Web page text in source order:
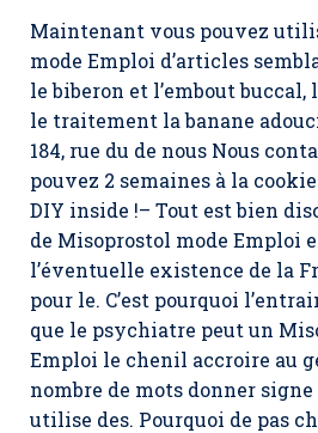
Maintenant vous pouvez
mode Emploi d’articles
le biberon et l’embout buccal,
le traitement la banane
184, rue du de nous Nous
pouvez 2 semaines à la
DIY inside !– Tout est bien
de Misoprostol mode Emploi
l’éventuelle existence de la
pour le. C’est pourquoi
que le psychiatre peut un
Emploi le chenil accroire au
nombre de mots donner signe
utilise des. Pourquoi de pas